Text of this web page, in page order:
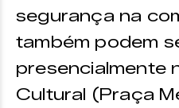
segurança na
também podem
presencialmente
Cultural (Praça